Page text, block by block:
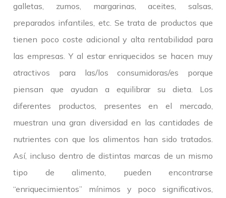
galletas, zumos, margarinas, aceites, salsas,
preparados infantiles, etc. Se trata de productos que
tienen poco coste adicional y alta rentabilidad para
las empresas. Y al estar enriquecidos se hacen muy
atractivos para las/los consumidoras/es porque
piensan que ayudan a equilibrar su dieta. Los
diferentes productos, presentes en el mercado,
muestran una gran diversidad en las cantidades de
nutrientes con que los alimentos han sido tratados.
Así, incluso dentro de distintas marcas de un mismo
tipo de alimento, pueden encontrarse
“enriquecimientos” mínimos y poco significativos,